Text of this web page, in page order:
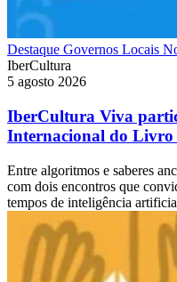
Destaque Governos Locais
IberCultura
5 agosto 2026
IberCultura Viva
Internacional do Livro
Entre algoritmos e saberes
com dois encontros que
tempos de inteligência